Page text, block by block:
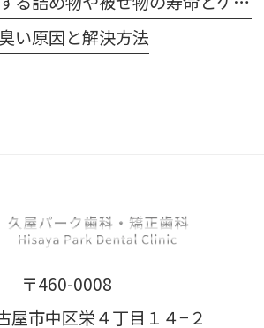
い原因と解決方法
〒460-0008
屋市中区栄４丁目１４−２